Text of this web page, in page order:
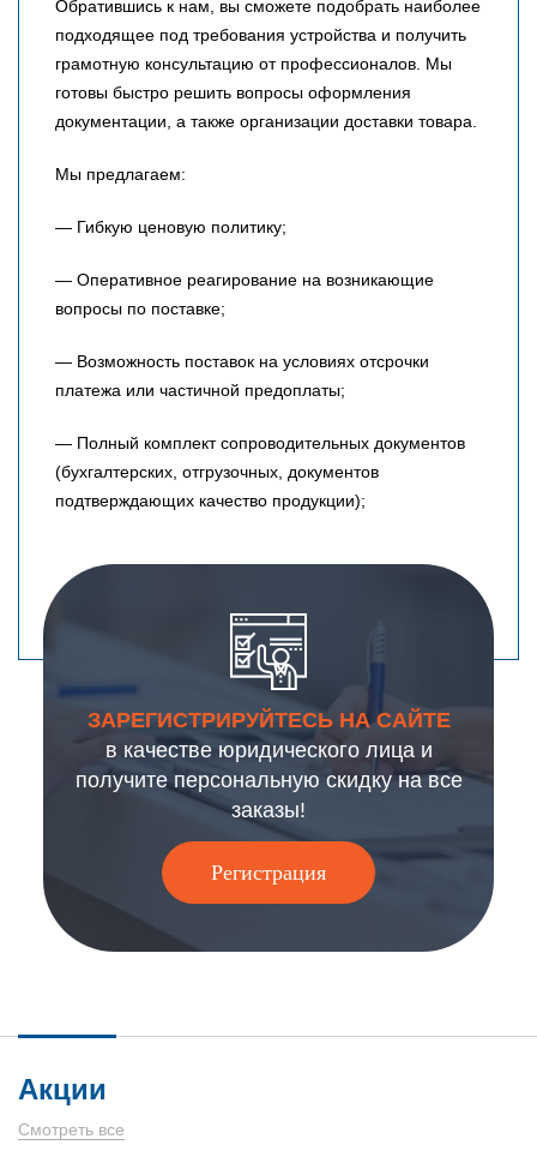
Обратившись к нам, вы сможете подобрать наиболее
подходящее под требования устройства и получить
грамотную консультацию от профессионалов. Мы
готовы быстро решить вопросы оформления
документации, а также организации доставки товара.
Мы предлагаем:
— Гибкую ценовую политику;
— Оперативное реагирование на возникающие
вопросы по поставке;
— Возможность поставок на условиях отсрочки
платежа или частичной предоплаты;
— Полный комплект сопроводительных документов
(бухгалтерских, отгрузочных, документов
подтверждающих качество продукции);
ЗАРЕГИСТРИРУЙТЕСЬ НА САЙТЕ
в качестве юридического лица и
получите персональную скидку на все
заказы!
Регистрация
Акции
Смотреть все